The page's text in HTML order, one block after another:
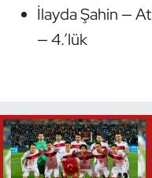
İlayda Şahin —
— 4.’lük